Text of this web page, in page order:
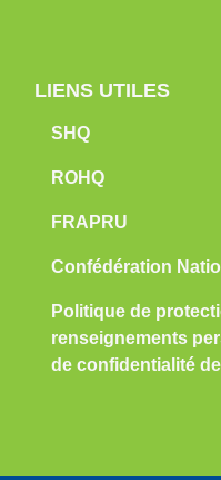
LIENS UTILES
SHQ
ROHQ
FRAPRU
Confédération
Politique de
renseignements
de confidentialité